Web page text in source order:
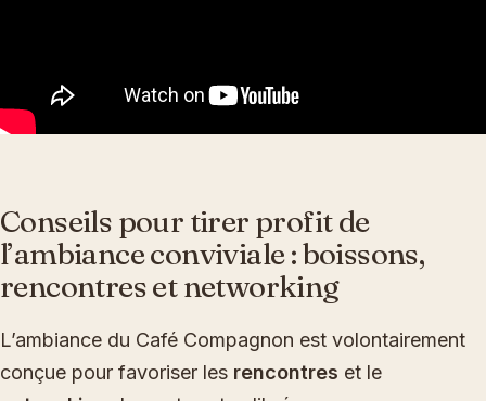
Conseils pour tirer profit de
l’ambiance conviviale : boissons,
rencontres et networking
L’ambiance du Café Compagnon est volontairement
conçue pour favoriser les rencontres et le